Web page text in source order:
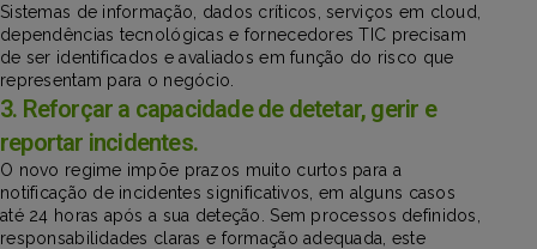
Sistemas de informação, dados críticos, serviços em cloud,
dependências tecnológicas e fornecedores TIC precisam
de ser identificados e avaliados em função do risco que
representam para o negócio.
3. Reforçar a capacidade de detetar, gerir e
reportar incidentes.
O novo regime impõe prazos muito curtos para a
notificação de incidentes significativos, em alguns casos
até 24 horas após a sua deteção. Sem processos definidos,
responsabilidades claras e formação adequada, este